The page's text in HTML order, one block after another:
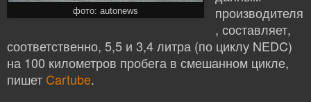
фото: autonews
производителя
, составляет,
соответственно, 5,5 и 3,4 литра (по циклу NEDC)
на 100 километров пробега в смешанном цикле,
пишет Cartube.